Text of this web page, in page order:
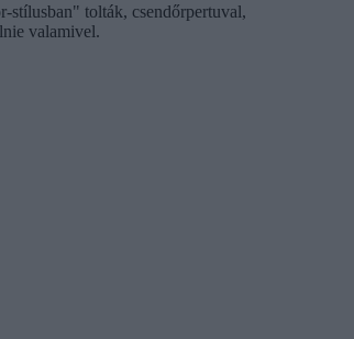
stílusban" tolták, csendőrpertuval,
valamivel.